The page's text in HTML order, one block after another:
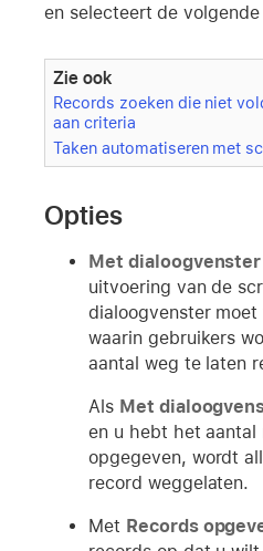
en selecteert de
Zie ook
Records zoeken die niet
aan criteria
Taken automatiseren met
Opties
Met
uitvoering van de
dialoogvenster
waarin gebruikers
aantal weg te laten
Als Met
en u hebt het aantal
opgegeven, wordt
record weggelaten.
Met Records